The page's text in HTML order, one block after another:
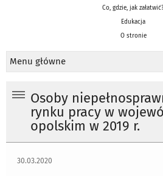
Co, gdzie, jak
Edukacja
O stronie
Menu główne
Osoby
rynku pracy w
opolskim w 2019 r.
30.03.2020